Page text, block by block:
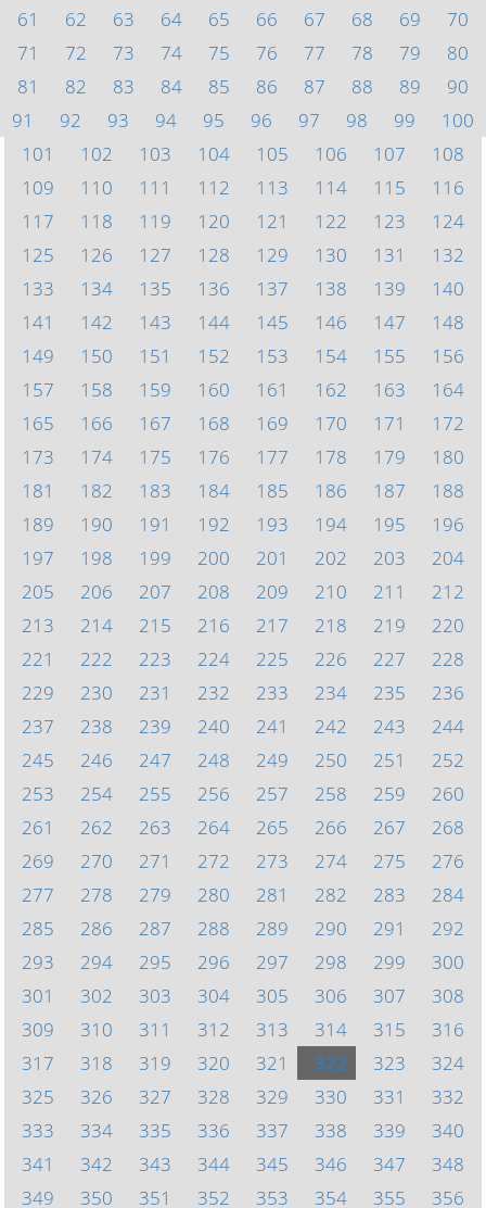
61
62 63 64 65 66 67 68 69
70
71
72 73 74 75 76 77 78 79
80
81
82 83 84 85 86 87 88 89
90
91
92 93 94 95 96 97 98 99
100
101
102 103 104 105 106 107
108
109
110 111 112 113 114 115
116
117
118 119 120 121 122 123
124
125
126 127 128 129 130 131
132
133
134 135 136 137 138 139
140
141
142 143 144 145 146 147
148
149
150 151 152 153 154 155
156
157
158 159 160 161 162 163
164
165
166 167 168 169 170 171
172
173
174 175 176 177 178 179
180
181
182 183 184 185 186 187
188
189
190 191 192 193 194 195
196
197
198 199 200 201 202 203
204
205
206 207 208 209 210 211
212
213
214 215 216 217 218 219
220
221
222 223 224 225 226 227
228
229
230 231 232 233 234 235
236
237
238 239 240 241 242 243
244
245
246 247 248 249 250 251
252
253
254 255 256 257 258 259
260
261
262 263 264 265 266 267
268
269
270 271 272 273 274 275
276
277
278 279 280 281 282 283
284
285
286 287 288 289 290 291
292
293
294 295 296 297 298 299
300
301
302 303 304 305 306 307
308
309
310 311 312 313 314 315
316
317
318 319 320 321 322 323
324
325
326 327 328 329 330 331
332
333
334 335 336 337 338 339
340
341
342 343 344 345 346 347
348
349
350 351 352 353 354 355 356